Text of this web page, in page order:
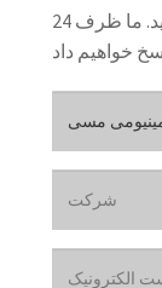
لطفاً درخواست خود را در فرم زیر ارائه دهید. ما ظرف 24